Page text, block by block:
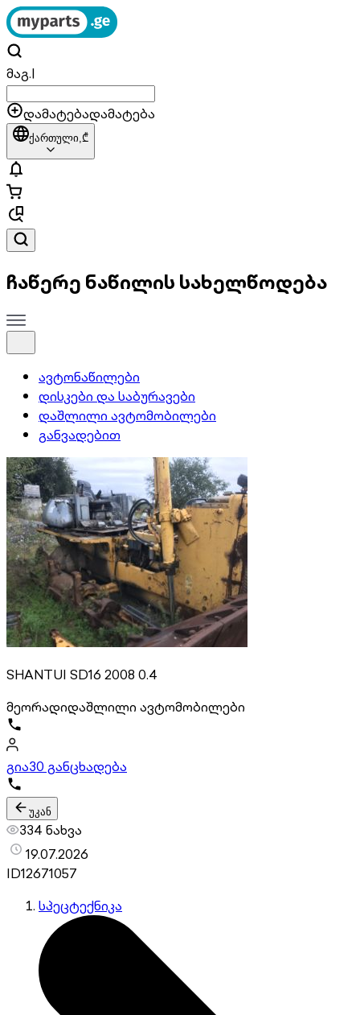
მაგ.|
დამატებადამატება
ქართული,₾
ჩაწერე ნაწილის სახელწოდება
ავტონაწილები
დისკები და საბურავები
დაშლილი ავტომობილები
განვადებით
SHANTUI SD16 2008 0.4
მეორადიდაშლილი ავტომობილები
გია30 განცხადება
უკან
334 ნახვა
19.07.2026
ID12671057
სპეცტექნიკა